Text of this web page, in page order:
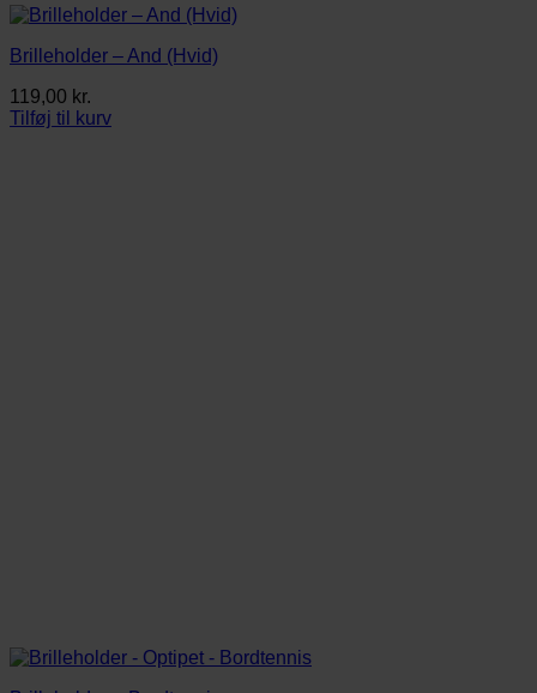
Brilleholder – And (Hvid)
119,00 kr.
Tilføj til kurv